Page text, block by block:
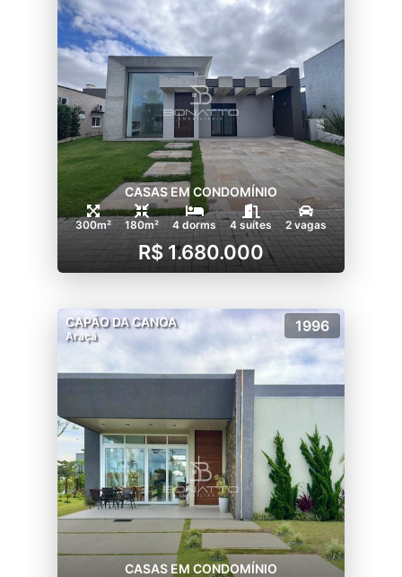
CASAS EM CONDOMÍNIO
300m² 180m² 4 dorms 4 suítes 2 vagas
R$ 1.680.000
CAPÃO DA CANOA
Araçá
1996
CASAS EM CONDOMÍNIO